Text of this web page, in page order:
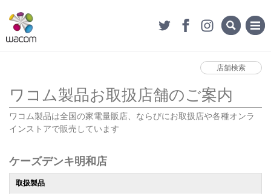
店舗検索
ワコム製品お取扱店舗のご案内
ワコム製品は全国の家電量販店、ならびにお取扱店や各種オンラ
インストアで販売しています
ケーズデンキ明和店
取扱製品